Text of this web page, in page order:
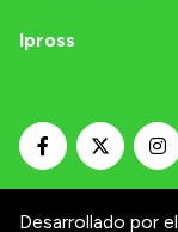
Ipross
Desarrollado por